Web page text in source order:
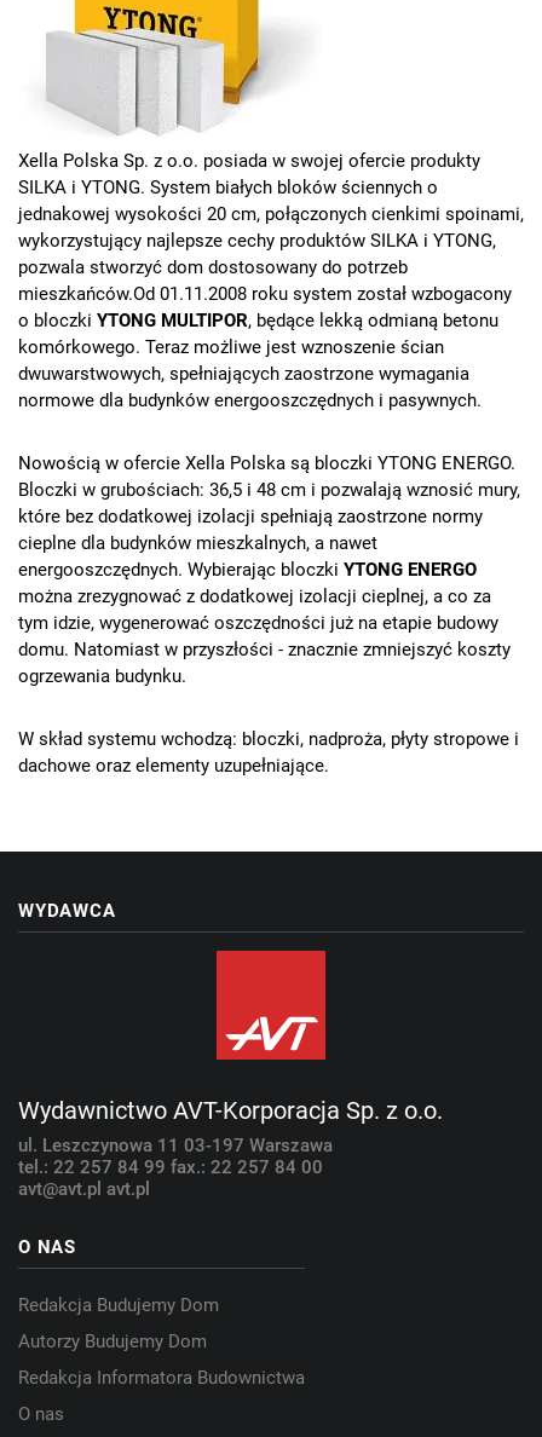
Xella Polska Sp. z o.o. posiada w swojej ofercie produkty
SILKA i YTONG. System białych bloków ściennych o
jednakowej wysokości 20 cm, połączonych cienkimi spoinami,
wykorzystujący najlepsze cechy produktów SILKA i YTONG,
pozwala stworzyć dom dostosowany do potrzeb
mieszkańców.Od 01.11.2008 roku system został wzbogacony
o bloczki YTONG MULTIPOR, będące lekką odmianą betonu
komórkowego. Teraz możliwe jest wznoszenie ścian
dwuwarstwowych, spełniających zaostrzone wymagania
normowe dla budynków energooszczędnych i pasywnych.
Nowością w ofercie Xella Polska są bloczki YTONG ENERGO.
Bloczki w grubościach: 36,5 i 48 cm i pozwalają wznosić mury,
które bez dodatkowej izolacji spełniają zaostrzone normy
cieplne dla budynków mieszkalnych, a nawet
energooszczędnych. Wybierając bloczki YTONG ENERGO
można zrezygnować z dodatkowej izolacji cieplnej, a co za
tym idzie, wygenerować oszczędności już na etapie budowy
domu. Natomiast w przyszłości - znacznie zmniejszyć koszty
ogrzewania budynku.
W skład systemu wchodzą: bloczki, nadproża, płyty stropowe i
dachowe oraz elementy uzupełniające.
WYDAWCA
Wydawnictwo AVT-Korporacja Sp. z o.o.
ul. Leszczynowa 11 03-197 Warszawa
tel.: 22 257 84 99 fax.: 22 257 84 00
avt@avt.pl avt.pl
O NAS
Redakcja Budujemy Dom
Autorzy Budujemy Dom
Redakcja Informatora Budownictwa
O nas